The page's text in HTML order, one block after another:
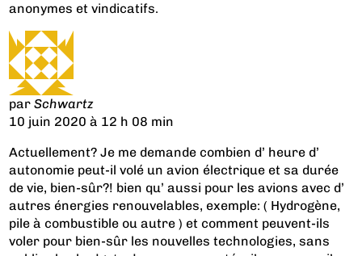
anonymes et vindicatifs.
parSchwartz
10 juin 2020 à 12 h 08 min
Actuellement? Je me demande combien d’ heure d’
autonomie peut-il volé un avion électrique et sa durée
de vie, bien-sûr?! bien qu’ aussi pour les avions avec d’
autres énergies renouvelables, exemple: ( Hydrogène,
pile à combustible ou autre ) et comment peuvent-ils
voler pour bien-sûr les nouvelles technologies, sans